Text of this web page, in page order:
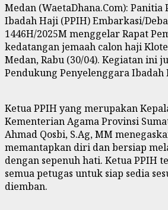
Medan (WaetaDhana.Com): Panitia
Ibadah Haji (PPIH) Embarkasi/
1446H/2025M menggelar Rapat
kedatangan jemaah calon haji
Medan, Rabu (30/04). Kegiatan ini
Pendukung Penyelenggara Ibadah
Ketua PPIH yang merupakan
Kementerian Agama Provinsi
Ahmad Qosbi, S.Ag, MM
memantapkan diri dan bersiap
dengan sepenuh hati. Ketua PPIH
semua petugas untuk siap sedia
diemban.